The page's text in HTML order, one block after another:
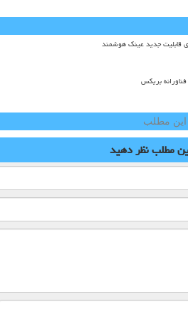
قابلیت جدید عینک هوشمند
بریکس
این مطلب
مطلبنظر دهید